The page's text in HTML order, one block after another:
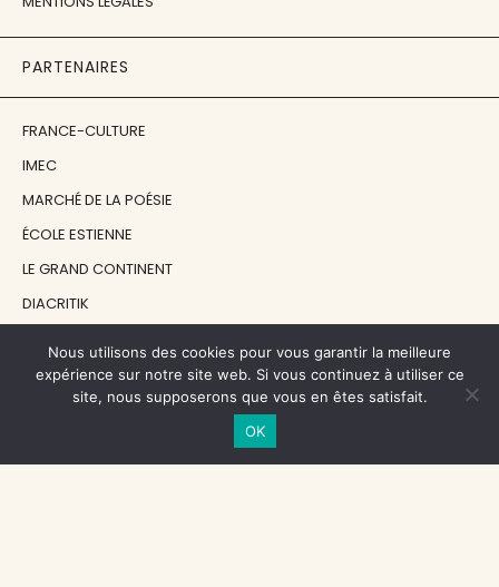
PARTENAIRES
FRANCE-CULTURE
IMEC
MARCHÉ DE LA POÉSIE
ÉCOLE ESTIENNE
LE GRAND CONTINENT
DIACRITIK
NOS SOUTIENS
CENTRE NATIONAL DU LIVRE
Nous utilisons des cookies pour vous garantir la meilleure
expérience sur notre site web. Si vous continuez à utiliser ce
site, nous supposerons que vous en êtes satisfait.
OK